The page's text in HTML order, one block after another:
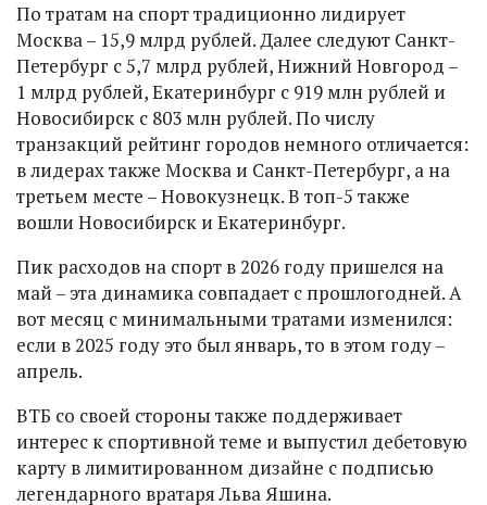
По тратам на спорт традиционно лидирует
Москва – 15,9 млрд рублей. Далее следуют Санкт-
Петербург с 5,7 млрд рублей, Нижний Новгород –
1 млрд рублей, Екатеринбург с 919 млн рублей и
Новосибирск с 803 млн рублей. По числу
транзакций рейтинг городов немного отличается:
в лидерах также Москва и Санкт-Петербург, а на
третьем месте – Новокузнецк. В топ-5 также
вошли Новосибирск и Екатеринбург.
Пик расходов на спорт в 2026 году пришелся на
май – эта динамика совпадает с прошлогодней. А
вот месяц с минимальными тратами изменился:
если в 2025 году это был январь, то в этом году –
апрель.
ВТБ со своей стороны также поддерживает
интерес к спортивной теме и выпустил дебетовую
карту в лимитированном дизайне с подписью
легендарного вратаря Льва Яшина.